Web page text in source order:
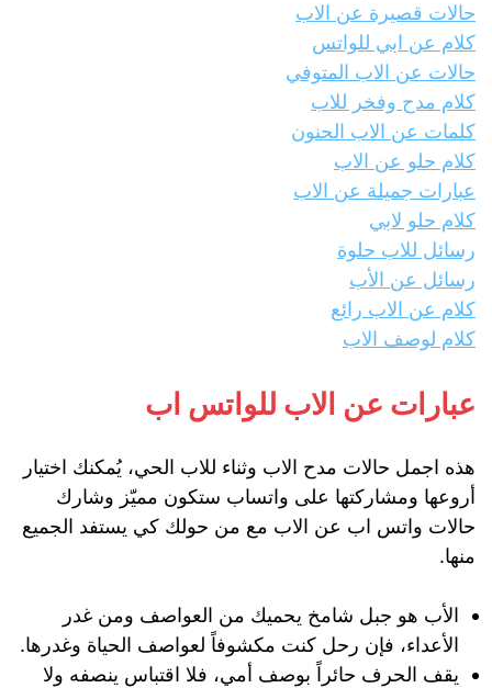
حالات قصيرة عن الاب
كلام عن ابي للواتس
حالات عن الاب المتوفي
كلام مدح وفخر للاب
كلمات عن الاب الحنون
كلام حلو عن الاب
عبارات جميلة عن الاب
كلام حلو لابي
رسائل للاب حلوة
رسائل عن الأب
كلام عن الاب رائع
كلام لوصف الاب
عبارات عن الاب للواتس اب
هذه اجمل حالات مدح الاب وثناء للاب الحي، يُمكنك اختيار
أروعها ومشاركتها على واتساب ستكون مميّز وشارك
حالات واتس اب عن الاب مع من حولك كي يستفد الجميع
منها.
الأب هو جبل شامخ يحميك من العواصف ومن غدر
الأعداء، فإن رحل كنت مكشوفاً لعواصف الحياة وغدرها.
يقف الحرف حائراً بوصف أمي، فلا اقتباس ينصفه ولا